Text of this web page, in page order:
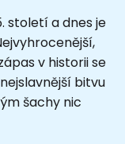
století a dnes je
v historii se
bitvu
šachy nic